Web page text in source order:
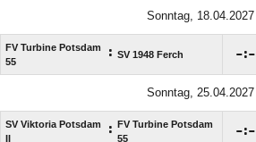
Sonntag, 18.04.2027
FV Turbine Potsdam
55
: SV 1948 Ferch :
Sonntag, 25.04.2027
SV Viktoria Potsdam
II
: FV Turbine Potsdam
55
: